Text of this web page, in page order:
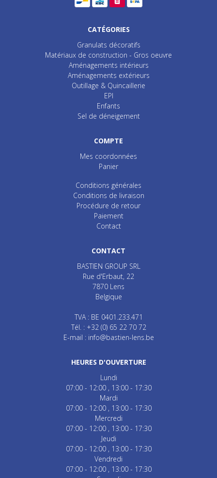
CATÉGORIES
Granulats décoratifs
Matériaux de construction - Gros oeuvre
Aménagements intérieurs
Aménagements extérieurs
Outillage & Quincaillerie
EPI
Enfants
Sel de déneigement
COMPTE
Mes coordonnées
Panier
Conditions générales
Conditions de livraison
Procédure de retour
Paiement
Contact
CONTACT
BASTIEN GROUP SRL
Rue d'Erbaut, 22
7870 Lens
Belgique
TVA : BE 0401.233.471
Tél. : +32 (0) 65 22 70 72
E-mail : info@bastien-lens.be
HEURES D'OUVERTURE
Lundi
07:00 - 12:00
13:00 - 17:30
Mardi
07:00 - 12:00
13:00 - 17:30
Mercredi
07:00 - 12:00
13:00 - 17:30
Jeudi
07:00 - 12:00
13:00 - 17:30
Vendredi
07:00 - 12:00
13:00 - 17:30